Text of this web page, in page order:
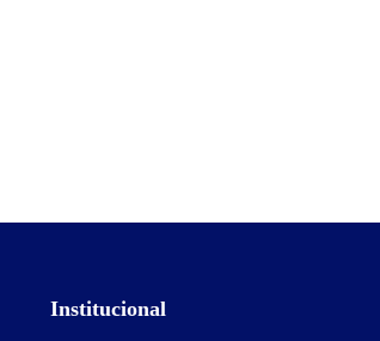
Institucional